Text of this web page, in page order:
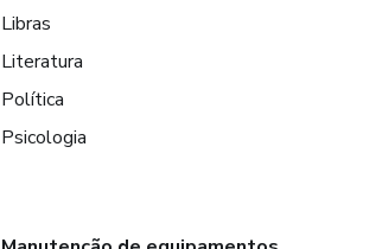
Libras
Literatura
Política
Psicologia